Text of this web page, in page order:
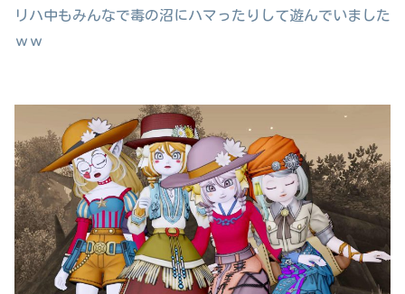
リハ中もみんなで毒の沼にハマったりして遊んでいました
ｗｗ